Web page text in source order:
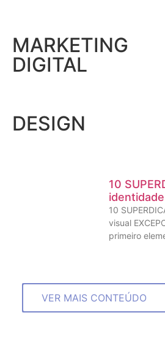
MARKETING
DIGITAL
DESIGN
10
10
visual
primeiro
VER MAIS CONTEÚDO